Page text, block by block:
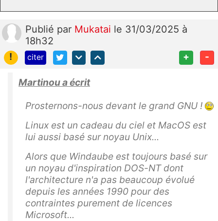
Publié par Mukatai le 31/03/2025 à
18h32
!
citer + -
Martinou a écrit
Prosternons-nous devant le grand GNU !
Linux est un cadeau du ciel et MacOS est
lui aussi basé sur noyau Unix...
Alors que Windaube est toujours basé sur
un noyau d'inspiration DOS-NT dont
l'architecture n'a pas beaucoup évolué
depuis les années 1990 pour des
contraintes purement de licences
Microsoft...